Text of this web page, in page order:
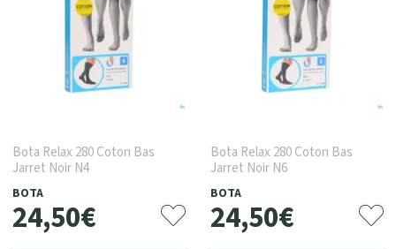
Bota Relax 280 Coton Bas
Jarret Noir N4
BOTA
24,50€
Bota Relax 280 Coton Bas
Jarret Noir N6
BOTA
24,50€